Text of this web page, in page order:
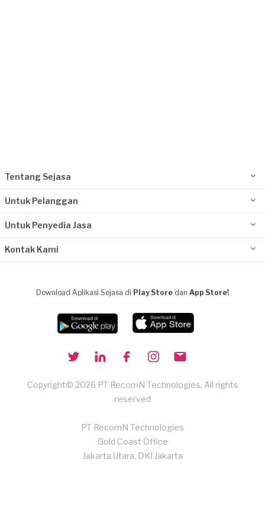
Tentang Sejasa
Untuk Pelanggan
Untuk Penyedia Jasa
Kontak Kami
Download Aplikasi Sejasa di Play Store dan App Store!
Copyright© 2026 PT RecomN Technologies, All rights
reserved
PT RecomN Technologies
Gold Coast Office
Jakarta Utara, DKI Jakarta